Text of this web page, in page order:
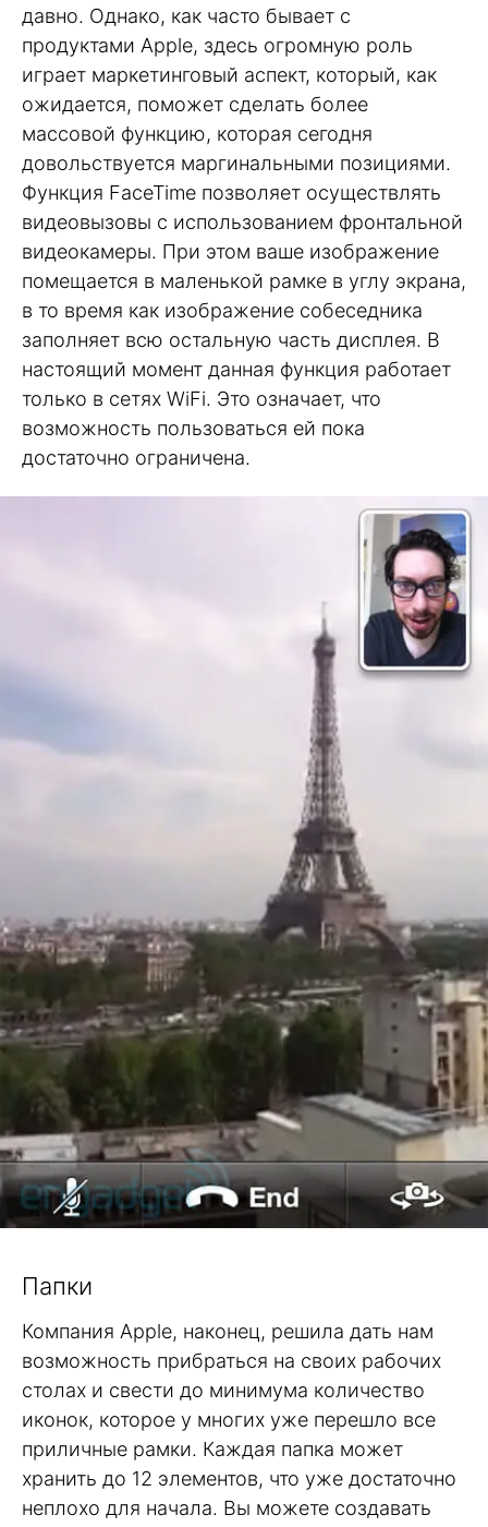
давно. Однако, как часто бывает с
продуктами Apple, здесь огромную роль
играет маркетинговый аспект, который, как
ожидается, поможет сделать более
массовой функцию, которая сегодня
довольствуется маргинальными позициями.
Функция FaceTime позволяет осуществлять
видеовызовы с использованием фронтальной
видеокамеры. При этом ваше изображение
помещается в маленькой рамке в углу экрана,
в то время как изображение собеседника
заполняет всю остальную часть дисплея. В
настоящий момент данная функция работает
только в сетях WiFi. Это означает, что
возможность пользоваться ей пока
достаточно ограничена.
Папки
Компания Apple, наконец, решила дать нам
возможность прибраться на своих рабочих
столах и свести до минимума количество
иконок, которое у многих уже перешло все
приличные рамки. Каждая папка может
хранить до 12 элементов, что уже достаточно
неплохо для начала. Вы можете создавать